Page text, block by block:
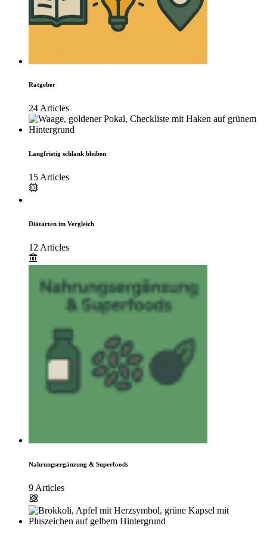
Ratgeber
24 Articles
Langfristig schlank bleiben
15 Articles
Diätarten im Vergleich
12 Articles
Nahrungsergänzung & Superfoods
9 Articles